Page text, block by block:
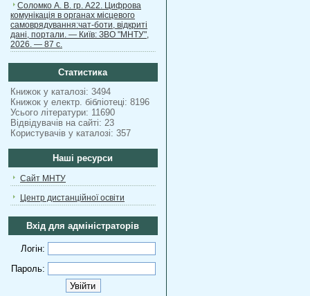
Соломко А. В. гр. А22. Цифрова
комунікація в органах місцевого
самоврядування:чат-боти, відкриті
дані, портали. — Київ: ЗВО "МНТУ",
2026. — 87 с.
Статистика
Книжок у каталозі: 3494
Книжок у електр. бібліотеці: 8196
Усього літератури: 11690
Відвідувачів на сайті: 23
Користувачів у каталозі: 357
Наші ресурси
Сайт МНТУ
Центр дистанційної освіти
Вхід для адміністраторів
Логін:
Пароль: